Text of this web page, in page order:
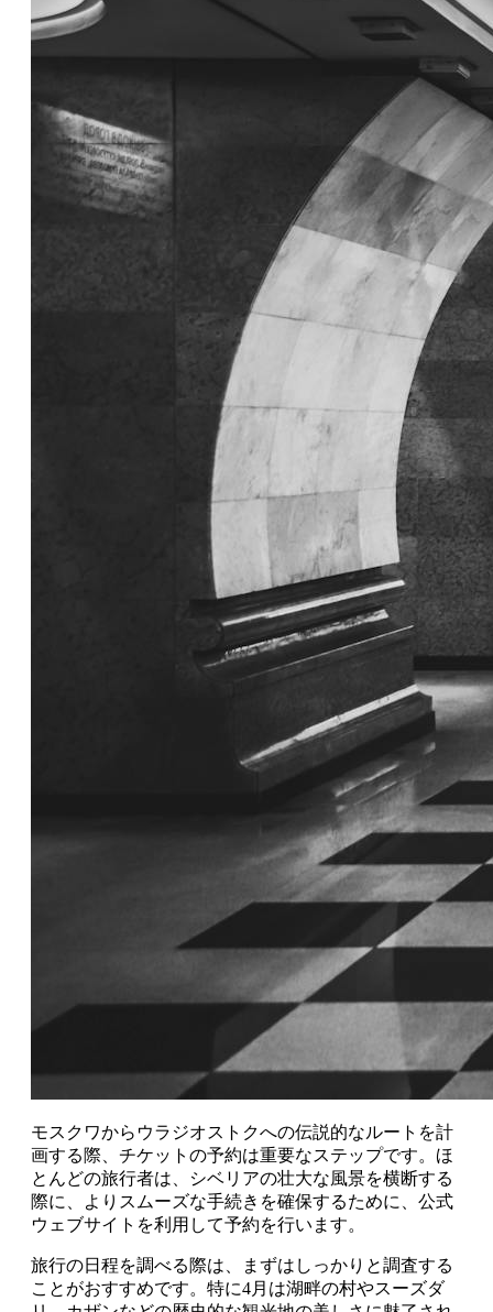
モスクワからウラジオストクへの伝説的なルートを計
画する際、チケットの予約は重要なステップです。ほ
とんどの旅行者は、シベリアの壮大な風景を横断する
際に、よりスムーズな手続きを確保するために、公式
ウェブサイトを利用して予約を行います。
旅行の日程を調べる際は、まずはしっかりと調査する
ことがおすすめです。特に4月は湖畔の村やスーズダ